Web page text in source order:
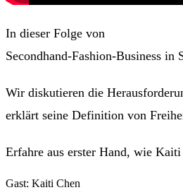
In dieser Folge von
Secondhand-Fashion-Business
Wir diskutieren die
erklärt seine Definition von
Erfahre aus erster Hand, wie
Gast: Kaiti Chen